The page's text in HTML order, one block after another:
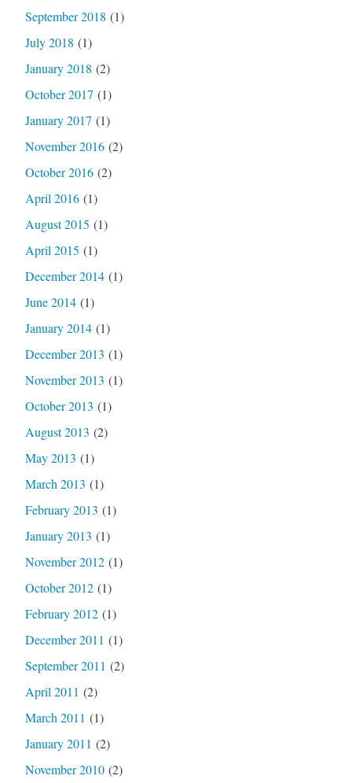
September 2018 (1)
July 2018 (1)
January 2018 (2)
October 2017 (1)
January 2017 (1)
November 2016(2)
October 2016(2)
April 2016(1)
August 2015 (1)
April 2015 (1)
December 2014(1)
June 2014(1)
January 2014(1)
December 2013 (1)
November 2013 (1)
October 2013 (1)
August 2013 (2)
May 2013 (1)
March 2013 (1)
February 2013 (1)
January 2013 (1)
November 2012(1)
October 2012(1)
February 2012(1)
December 2011 (1)
September 2011 (2)
April 2011 (2)
March 2011 (1)
January 2011 (2)
November 2010(2)